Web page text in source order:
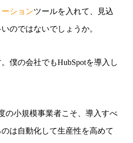
ションツールを入れて、見込
のではないでしょうか。
僕の会社でもHubSpotを導入し
の小規模事業者こそ、導入すべ
は自動化して生産性を高めて